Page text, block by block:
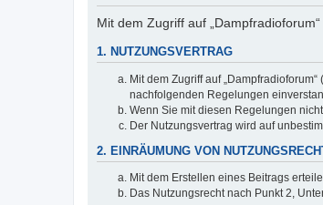
Mit dem Zugriff auf
1. NUTZUNGSVERTRAG
Mit dem Zugriff auf
nachfolgenden Regelungen
Wenn Sie mit diesen Regelungen
Der Nutzungsvertrag wird auf
2. EINRÄUMUNG VON
Mit dem Erstellen eines Beitrags
Das Nutzungsrecht nach Punkt 2,